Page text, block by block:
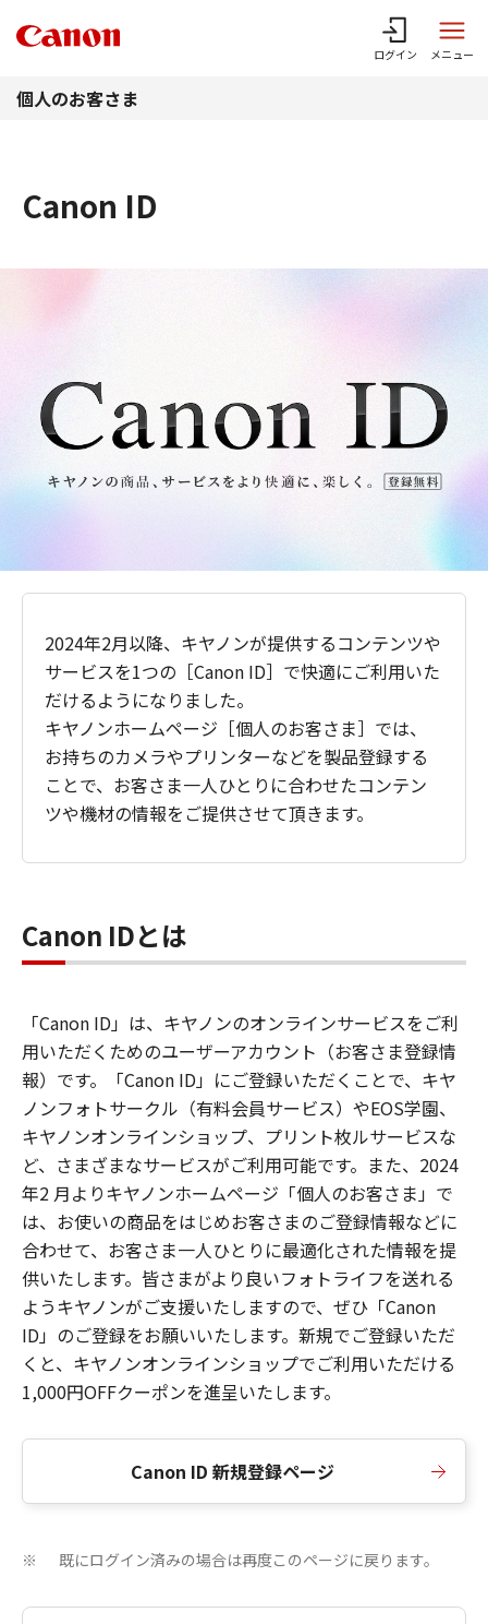
ログイン メニュー
個人のお客さま
Canon ID
2024年2月以降、キヤノンが提供するコンテンツや
サービスを1つの［Canon ID］で快適にご利用いた
だけるようになりました。
キヤノンホームページ［個人のお客さま］では、
お持ちのカメラやプリンターなどを製品登録する
ことで、お客さま一人ひとりに合わせたコンテン
ツや機材の情報をご提供させて頂きます。
Canon IDとは
「Canon ID」は、キヤノンのオンラインサービスをご利
用いただくためのユーザーアカウント（お客さま登録情
報）です。「Canon ID」にご登録いただくことで、キヤ
ノンフォトサークル（有料会員サービス）やEOS学園、
キヤノンオンラインショップ、プリント枚ルサービスな
ど、さまざまなサービスがご利用可能です。また、2024
年2 月よりキヤノンホームページ「個人のお客さま」で
は、お使いの商品をはじめお客さまのご登録情報などに
合わせて、お客さま一人ひとりに最適化された情報を提
供いたします。皆さまがより良いフォトライフを送れる
ようキヤノンがご支援いたしますので、ぜひ「Canon
ID」のご登録をお願いいたします。新規でご登録いただ
くと、キヤノンオンラインショップでご利用いただける
1,000円OFFクーポンを進呈いたします。
Canon ID 新規登録ページ
※ 既にログイン済みの場合は再度このページに戻ります。